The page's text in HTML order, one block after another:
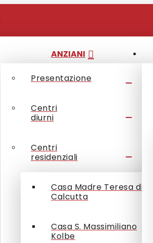
ANZIANI
Presentazione
Centri
diurni
Centri
residenziali
Casa Madre Teresa di
Calcutta
Casa S. Massimiliano
Kolbe